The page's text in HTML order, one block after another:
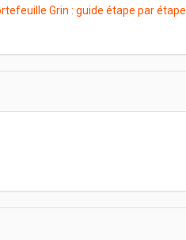
Grin : guide étape par étape